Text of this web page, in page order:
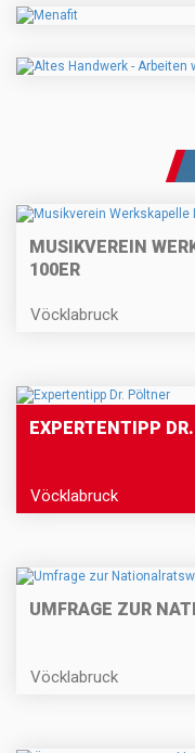
MUSIKVEREIN
100ER
Vöcklabruck
EXPERTENTIPP
Vöcklabruck
UMFRAGE ZUR
Vöcklabruck